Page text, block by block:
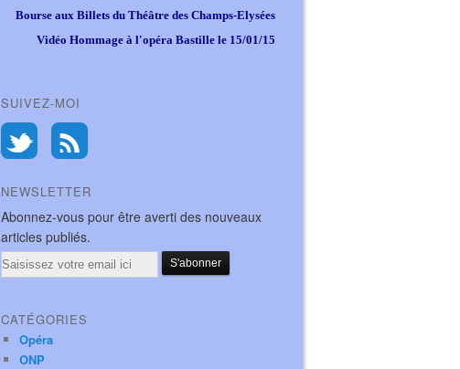
Bourse aux Billets du Théâtre des Champs-Elysées
Vidéo Hommage à l'opéra Bastille le 15/01/15
SUIVEZ-MOI
NEWSLETTER
Abonnez-vous pour être averti des nouveaux
articles publiés.
Email
CATÉGORIES
Opéra
ONP